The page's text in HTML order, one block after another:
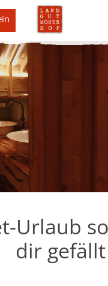
Preise
Buchen
Urlaub
dir gefällt